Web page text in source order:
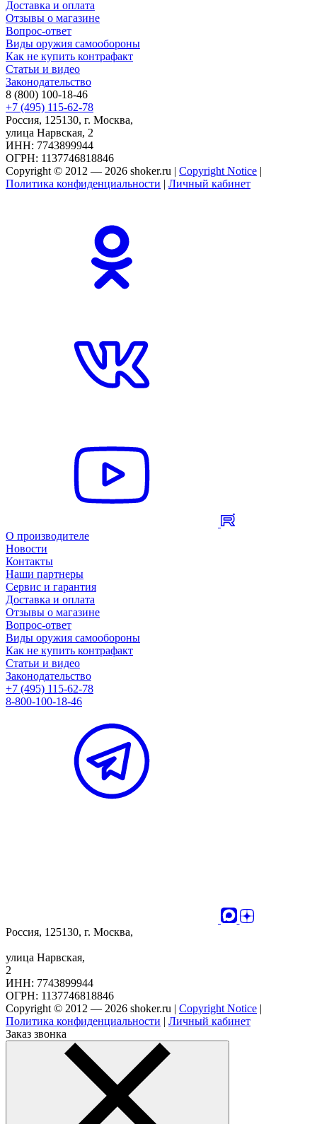
Доставка и оплата
Отзывы о магазине
Вопрос-ответ
Виды оружия самообороны
Как не купить контрафакт
Статьи и видео
Законодательство
8 (800) 100-18-46
+7 (495) 115-62-78
Россия, 125130, г. Москва,
улица Нарвская, 2
ИНН: 7743899944
ОГРН: 1137746818846
Copyright © 2012 — 2026 shoker.ru | Copyright Notice |
Политика конфиденциальности | Личный кабинет
О производителе
Новости
Контакты
Наши партнеры
Сервис и гарантия
Доставка и оплата
Отзывы о магазине
Вопрос-ответ
Виды оружия самообороны
Как не купить контрафакт
Статьи и видео
Законодательство
+7 (495) 115-62-78
8-800-100-18-46
Россия, 125130, г. Москва,
улица Нарвская,
2
ИНН: 7743899944
ОГРН: 1137746818846
Copyright © 2012 — 2026 shoker.ru | Copyright Notice |
Политика конфиденциальности | Личный кабинет
Заказ звонка